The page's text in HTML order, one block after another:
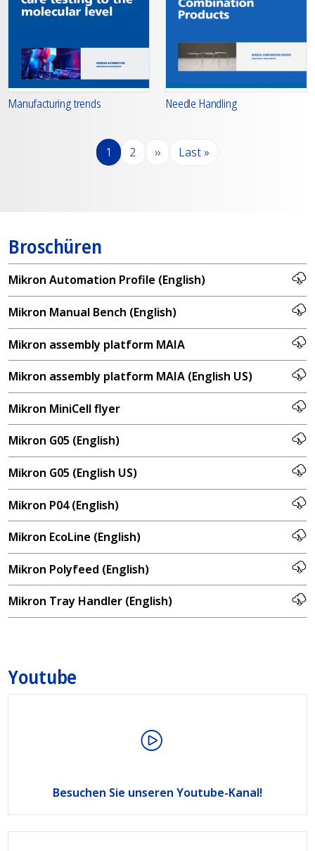
Manufacturing trends Needle Handling
Seitennummerierung
Seite
1 Seite
2 Nächste Seite
›› Letzte Seite
Last »
Broschüren
Mikron Automation Profile (English)
Mikron Manual Bench (English)
Mikron assembly platform MAIA
Mikron assembly platform MAIA (English US)
Mikron MiniCell flyer
Mikron G05 (English)
Mikron G05 (English US)
Mikron P04 (English)
Mikron EcoLine (English)
Mikron Polyfeed (English)
Mikron Tray Handler (English)
Youtube
Besuchen Sie unseren Youtube-Kanal!